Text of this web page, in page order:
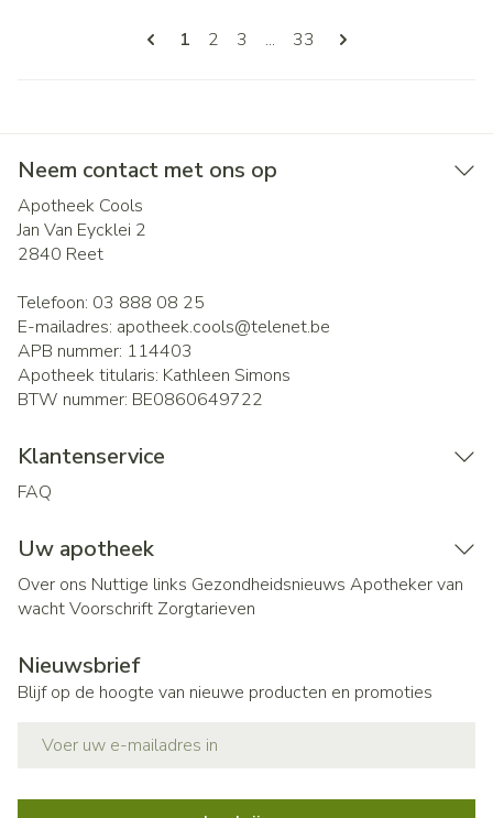
Pagina's
U lees momenteel pagina
1 Pagina
2 Pagina
3 ... Pagina
33
Neem contact met ons op
Apotheek Cools
Jan Van Eycklei 2
2840 Reet
Telefoon: 03 888 08 25
E-mailadres: apotheek.cools@telenet.be
APB nummer: 114403
Apotheek titularis: Kathleen Simons
BTW nummer: BE0860649722
Klantenservice
FAQ
Uw apotheek
Over ons Nuttige links Gezondheidsnieuws Apotheker van
wachtVoorschrift Zorgtarieven
Nieuwsbrief
Blijf op de hoogte van nieuwe producten en promoties